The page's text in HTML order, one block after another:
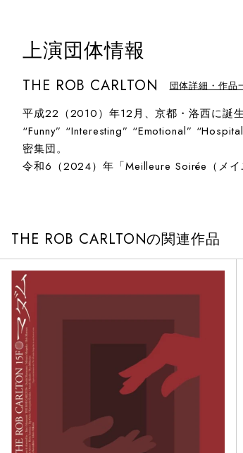
上演団体情報
THE ROB CARLTON 団体詳細・作品
平成22（2010）年12月、京都・洛西に誕生
“Funny” “Interesting” “Emotional”
密集団。
令和6（2024）年「Meilleure Soirée（メイ
THE ROB CARLTONの関連作品